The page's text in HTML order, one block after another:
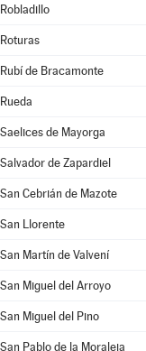
Robladillo
Roturas
Rubí de Bracamonte
Rueda
Saelices de Mayorga
Salvador de Zapardiel
San Cebrián de Mazote
San Llorente
San Martín de Valvení
San Miguel del Arroyo
San Miguel del Pino
San Pablo de la Moraleja